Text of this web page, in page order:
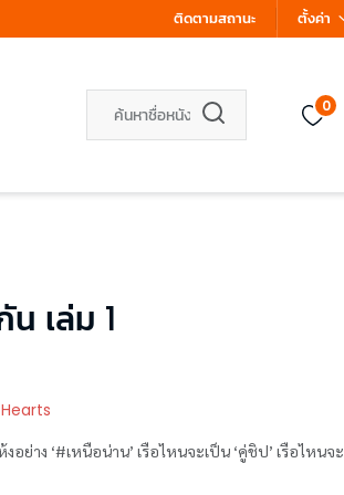
ติดตามสถานะ ตั้งค่า
0
เล่ม 1
Hearts
ย่าง ‘#เหนือน่าน’ เรือไหนจะเป็น ‘คู่ชิป’ เรือไหนจะ